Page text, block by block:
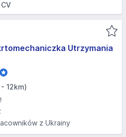
Utrzymania
12km)
z Ukrainy